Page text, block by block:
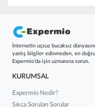
İnternetin uçsuz bucaksız
yanlış bilgiler edinmeden, en
Expermio’da işin uzmanına sorun.
KURUMSAL
Expermio Nedir?
Sıkça Sorulan Sorular